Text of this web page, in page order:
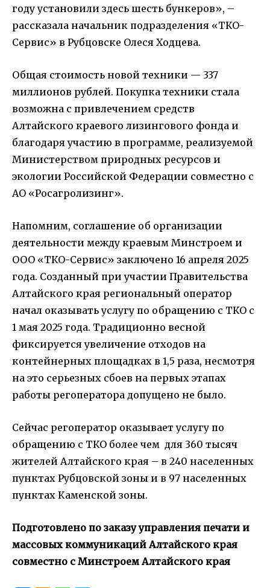
году установили здесь шесть бункеров», –
рассказала начальник подразделения «ТКО-
Сервис» в Рубцовске Олеся Ходцева.
Общая стоимость новой техники — 337
миллионов рублей. Покупка техники стала
возможна с привлечением средств
Алтайского краевого лизингового фонда и
благодаря участию в программе, реализуемой
Министерством природных ресурсов и
экологии Российской Федерации совместно с
АО «Росагролизинг».
Напомним, соглашение об организации
деятельности между краевым Минстроем и
ООО «ТКО-Сервис» заключено 16 апреля 2025
года. Созданный при участии Правительства
Алтайского края региональный оператор
начал оказывать услугу по обращению с ТКО с
1 мая 2025 года. Традиционно весной
фиксируется увеличение отходов на
контейнерных площадках в 1,5 раза, несмотря
на это серьезных сбоев на первых этапах
работы регоператора допущено не было.
Сейчас регоператор оказывает услугу по
обращению с ТКО более чем для 360 тысяч
жителей Алтайского края – в 240 населенных
пунктах Рубцовской зоны и в 97 населенных
пунктах Каменской зоны.
Подготовлено по заказу управления печати и
массовых коммуникаций Алтайского края
совместно с Минстроем Алтайского края